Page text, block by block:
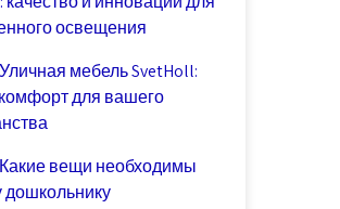
освещения
Уличная мебель SvetHoll:
для вашего
Какие вещи необходимы
дошкольнику